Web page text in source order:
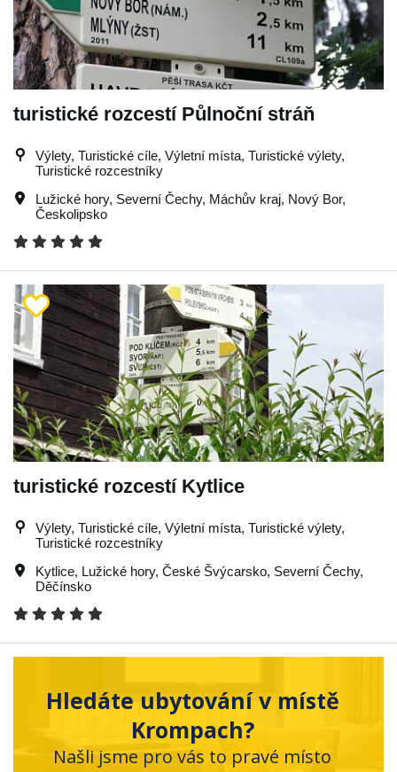
turistické rozcestí Půlnoční stráň
Výlety, Turistické cíle, Výletní místa, Turistické výlety,
Turistické rozcestníky
Lužické hory, Severní Čechy, Máchův kraj, Nový Bor,
Českolipsko
turistické rozcestí Kytlice
Výlety, Turistické cíle, Výletní místa, Turistické výlety,
Turistické rozcestníky
Kytlice, Lužické hory, České Švýcarsko, Severní Čechy,
Děčínsko
Hledáte ubytování v místě
Krompach?
Našli jsme pro vás to pravé místo